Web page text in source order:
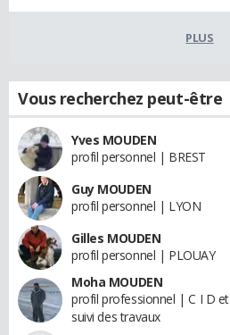
PLUS
Vous recherchez peut-être
Yves MOUDEN
profil personnel | BREST
Guy MOUDEN
profil personnel | LYON
Gilles MOUDEN
profil personnel | PLOUAY
Moha MOUDEN
profil professionnel | C I D
suivi des travaux